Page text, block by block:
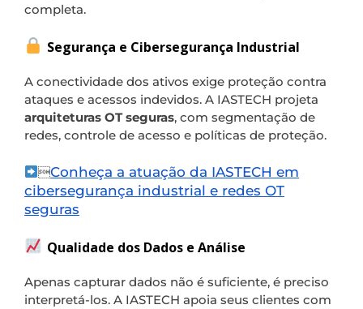
completa.
Segurança e Cibersegurança Industrial
A conectividade dos ativos exige proteção contra
ataques e acessos indevidos. A IASTECH projeta
arquiteturas OT seguras, com segmentação de
redes, controle de acesso e políticas de proteção.
Conheça a atuação da IASTECH em
cibersegurança industrial e redes OT
seguras
Qualidade dos Dados e Análise
Apenas capturar dados não é suficiente, é preciso
interpretá-los. A IASTECH apoia seus clientes com